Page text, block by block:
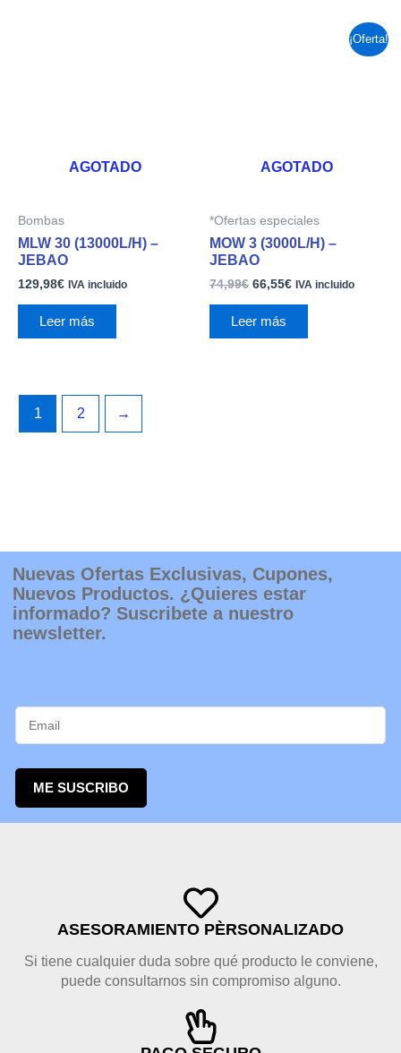
AGOTADO
Bombas
MLW 30 (13000L/H) –
JEBAO
129,98€ IVA incluido
Leer más
¡Oferta!
AGOTADO
*Ofertas especiales
MOW 3 (3000L/H) –
JEBAO
74,99€ 66,55€ IVA incluido
Leer más
1 2 →
Nuevas Ofertas Exclusivas, Cupones,
Nuevos Productos. ¿Quieres estar
informado? Suscribete a nuestro
newsletter.
ME SUSCRIBO
ASESORAMIENTO PÈRSONALIZADO
Si tiene cualquier duda sobre qué producto le conviene,
puede consultarnos sin compromiso alguno.